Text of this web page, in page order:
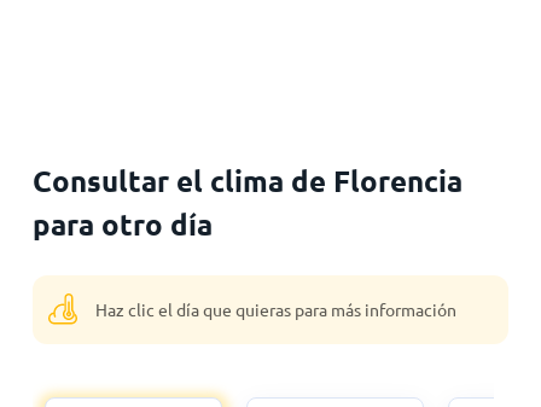
Consultar el clima de Florencia
para otro día
Haz clic el día que quieras para más información